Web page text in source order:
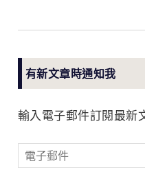
有新文章時通知我
輸入電子郵件訂閱最新
電
子